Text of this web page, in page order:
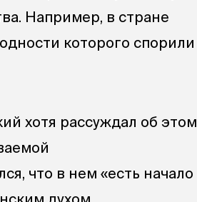
Например, в стране
которого спорили
хотя рассуждал об этом
что в нем «есть начало